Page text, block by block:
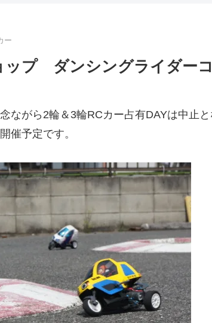
ー
ップ ダンシングライダー
ながら2輪＆3輪RCカー占有DAYは中止と
催予定です。